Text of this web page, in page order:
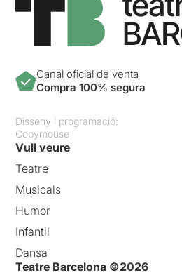
Canal oficial de venta
Compra 100% segura
Disseny i programació:
Copymouse
Vull veure
Teatre
Musicals
Humor
Infantil
Dansa
Teatre Barcelona ©2026